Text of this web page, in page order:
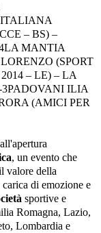
– BS) –
LA MANTIA
(SPORT
– LE) – LA
PADOVANI ILIA
(AMICI PER
, un evento che
valore della
di emozione e
sportive e
Romagna, Lazio,
Lombardia e